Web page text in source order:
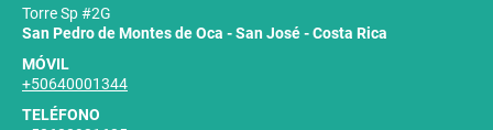
UBICACIÓN
Torre Sp #2G
San Pedro de Montes de Oca - San José - Costa Rica
MÓVIL
+50640001344